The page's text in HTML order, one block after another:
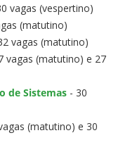
vagas (vespertino)
(matutino)
vagas (matutino)
vagas (matutino) e 27
de Sistemas - 30
(matutino) e 30